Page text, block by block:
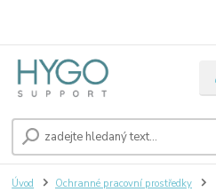
Úvod Ochranné pracovní prostředky